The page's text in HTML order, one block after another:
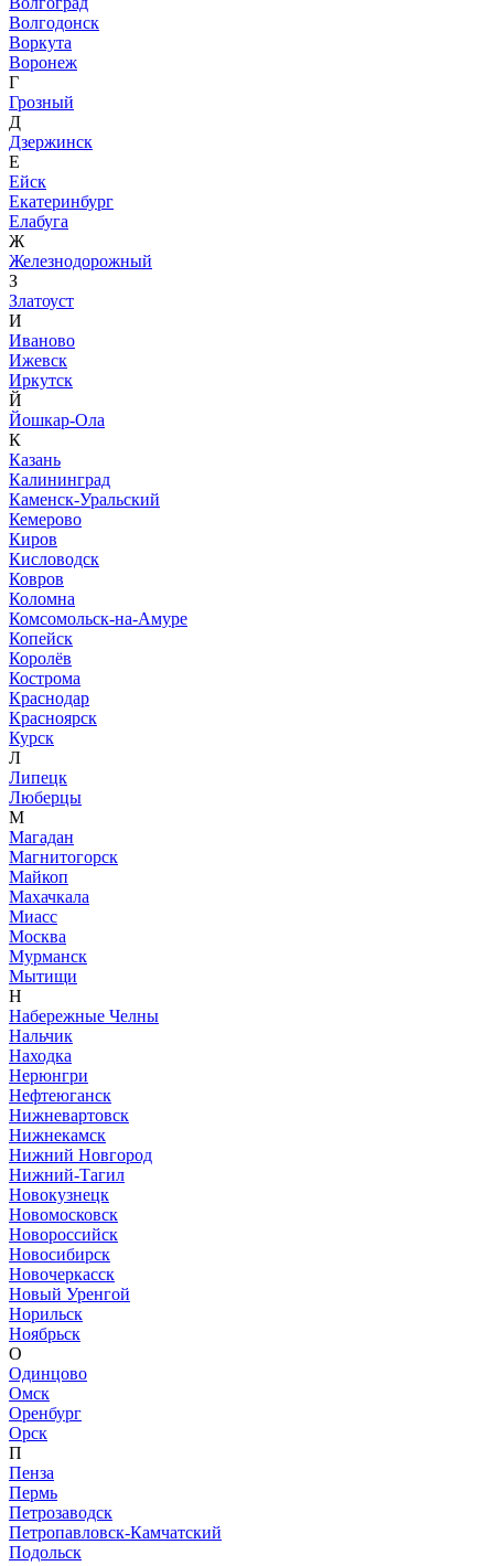
Волгодонск
Воркута
Воронеж
Г
Грозный
Д
Дзержинск
Е
Ейск
Екатеринбург
Елабуга
Ж
Железнодорожный
З
Златоуст
И
Иваново
Ижевск
Иркутск
Й
Йошкар-Ола
К
Казань
Калининград
Каменск-Уральский
Кемерово
Киров
Кисловодск
Ковров
Коломна
Комсомольск-на-Амуре
Копейск
Королёв
Кострома
Краснодар
Красноярск
Курск
Л
Липецк
Люберцы
М
Магадан
Магнитогорск
Майкоп
Махачкала
Миасс
Москва
Мурманск
Мытищи
Н
Набережные Челны
Нальчик
Находка
Нерюнгри
Нефтеюганск
Нижневартовск
Нижнекамск
Нижний Новгород
Нижний-Тагил
Новокузнецк
Новомосковск
Новороссийск
Новосибирск
Новочеркасск
Новый Уренгой
Норильск
Ноябрьск
О
Одинцово
Омск
Оренбург
Орск
П
Пенза
Пермь
Петрозаводск
Петропавловск-Камчатский
Подольск